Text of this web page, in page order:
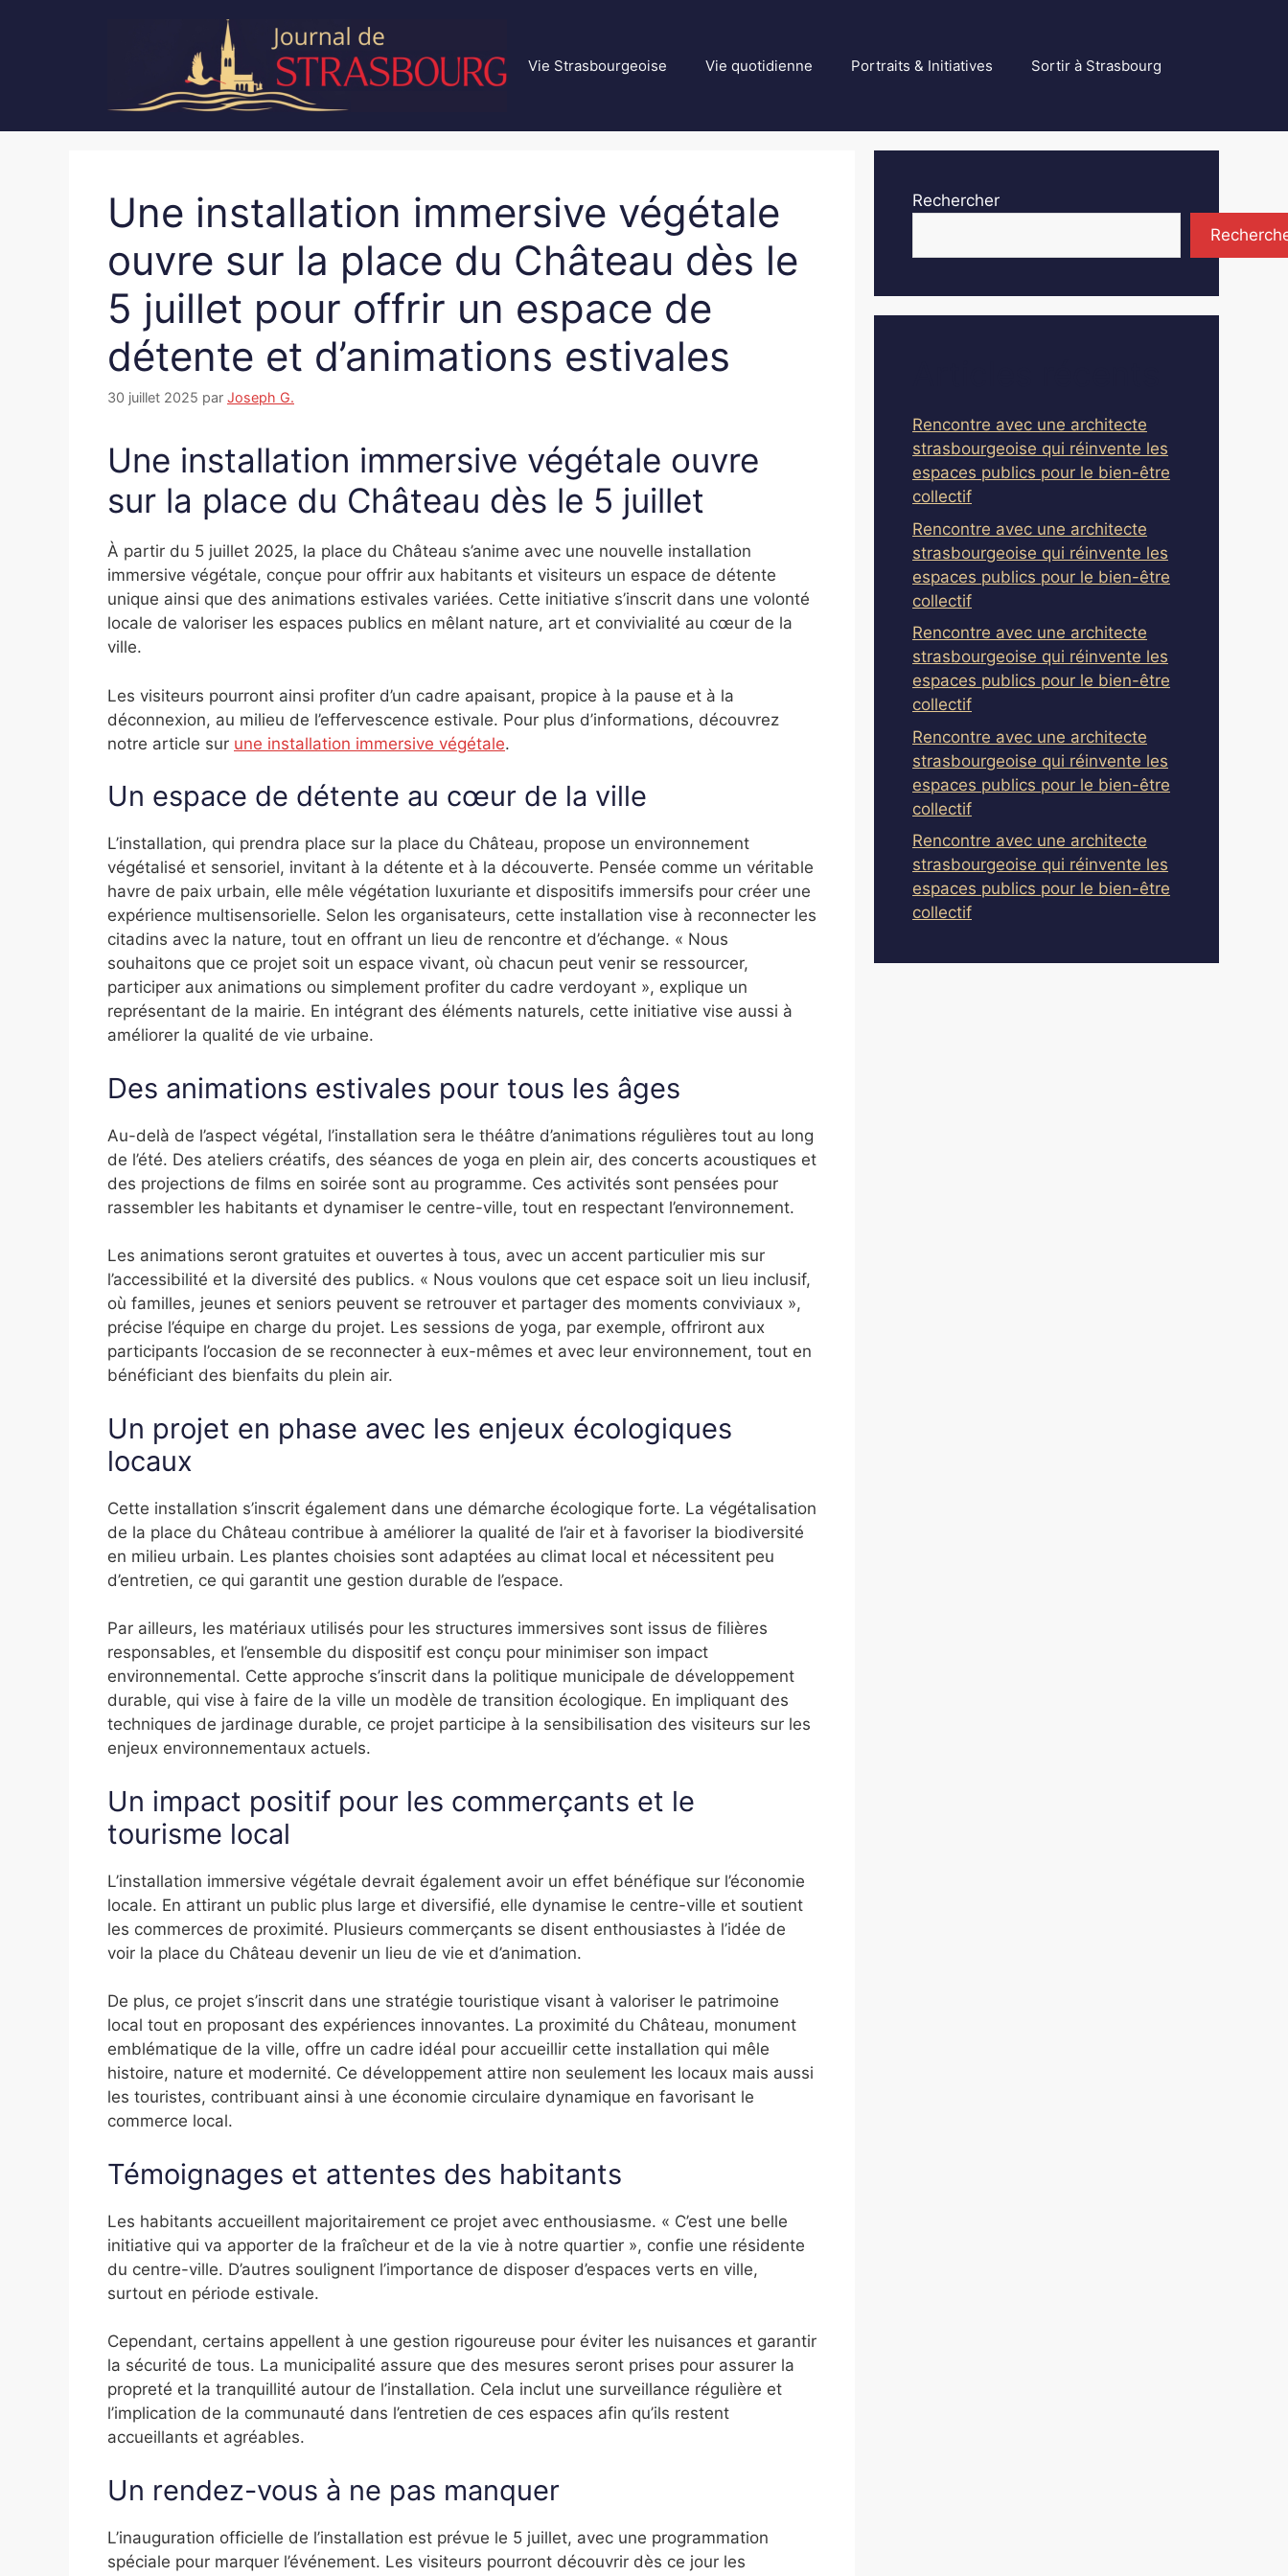
Vie Strasbourgeoise Vie quotidienne Portraits & Initiatives Sortir à Strasbourg
Une installation immersive végétale
ouvre sur la place du Château dès le
5 juillet pour offrir un espace de
détente et d’animations estivales
30 juillet 2025 par Joseph G.
Une installation immersive végétale ouvre
sur la place du Château dès le 5 juillet
À partir du 5 juillet 2025, la place du Château s’anime avec une nouvelle installation
immersive végétale, conçue pour offrir aux habitants et visiteurs un espace de détente
unique ainsi que des animations estivales variées. Cette initiative s’inscrit dans une volonté
locale de valoriser les espaces publics en mêlant nature, art et convivialité au cœur de la
ville.
Les visiteurs pourront ainsi profiter d’un cadre apaisant, propice à la pause et à la
déconnexion, au milieu de l’effervescence estivale. Pour plus d’informations, découvrez
notre article sur une installation immersive végétale.
Un espace de détente au cœur de la ville
L’installation, qui prendra place sur la place du Château, propose un environnement
végétalisé et sensoriel, invitant à la détente et à la découverte. Pensée comme un véritable
havre de paix urbain, elle mêle végétation luxuriante et dispositifs immersifs pour créer une
expérience multisensorielle. Selon les organisateurs, cette installation vise à reconnecter les
citadins avec la nature, tout en offrant un lieu de rencontre et d’échange. « Nous
souhaitons que ce projet soit un espace vivant, où chacun peut venir se ressourcer,
participer aux animations ou simplement profiter du cadre verdoyant », explique un
représentant de la mairie. En intégrant des éléments naturels, cette initiative vise aussi à
améliorer la qualité de vie urbaine.
Des animations estivales pour tous les âges
Au-delà de l’aspect végétal, l’installation sera le théâtre d’animations régulières tout au long
de l’été. Des ateliers créatifs, des séances de yoga en plein air, des concerts acoustiques et
des projections de films en soirée sont au programme. Ces activités sont pensées pour
rassembler les habitants et dynamiser le centre-ville, tout en respectant l’environnement.
Les animations seront gratuites et ouvertes à tous, avec un accent particulier mis sur
l’accessibilité et la diversité des publics. « Nous voulons que cet espace soit un lieu inclusif,
où familles, jeunes et seniors peuvent se retrouver et partager des moments conviviaux »,
précise l’équipe en charge du projet. Les sessions de yoga, par exemple, offriront aux
participants l’occasion de se reconnecter à eux-mêmes et avec leur environnement, tout en
bénéficiant des bienfaits du plein air.
Un projet en phase avec les enjeux écologiques
locaux
Cette installation s’inscrit également dans une démarche écologique forte. La végétalisation
de la place du Château contribue à améliorer la qualité de l’air et à favoriser la biodiversité
en milieu urbain. Les plantes choisies sont adaptées au climat local et nécessitent peu
d’entretien, ce qui garantit une gestion durable de l’espace.
Par ailleurs, les matériaux utilisés pour les structures immersives sont issus de filières
responsables, et l’ensemble du dispositif est conçu pour minimiser son impact
environnemental. Cette approche s’inscrit dans la politique municipale de développement
durable, qui vise à faire de la ville un modèle de transition écologique. En impliquant des
techniques de jardinage durable, ce projet participe à la sensibilisation des visiteurs sur les
enjeux environnementaux actuels.
Un impact positif pour les commerçants et le
tourisme local
L’installation immersive végétale devrait également avoir un effet bénéfique sur l’économie
locale. En attirant un public plus large et diversifié, elle dynamise le centre-ville et soutient
les commerces de proximité. Plusieurs commerçants se disent enthousiastes à l’idée de
voir la place du Château devenir un lieu de vie et d’animation.
De plus, ce projet s’inscrit dans une stratégie touristique visant à valoriser le patrimoine
local tout en proposant des expériences innovantes. La proximité du Château, monument
emblématique de la ville, offre un cadre idéal pour accueillir cette installation qui mêle
histoire, nature et modernité. Ce développement attire non seulement les locaux mais aussi
les touristes, contribuant ainsi à une économie circulaire dynamique en favorisant le
commerce local.
Témoignages et attentes des habitants
Les habitants accueillent majoritairement ce projet avec enthousiasme. « C’est une belle
initiative qui va apporter de la fraîcheur et de la vie à notre quartier », confie une résidente
du centre-ville. D’autres soulignent l’importance de disposer d’espaces verts en ville,
surtout en période estivale.
Cependant, certains appellent à une gestion rigoureuse pour éviter les nuisances et garantir
la sécurité de tous. La municipalité assure que des mesures seront prises pour assurer la
propreté et la tranquillité autour de l’installation. Cela inclut une surveillance régulière et
l’implication de la communauté dans l’entretien de ces espaces afin qu’ils restent
accueillants et agréables.
Un rendez-vous à ne pas manquer
L’inauguration officielle de l’installation est prévue le 5 juillet, avec une programmation
spéciale pour marquer l’événement. Les visiteurs pourront découvrir dès ce jour les
Rechercher
Rencontre avec une architecte
strasbourgeoise qui réinvente les
espaces publics pour le bien-être
collectif
Rencontre avec une architecte
strasbourgeoise qui réinvente les
espaces publics pour le bien-être
collectif
Rencontre avec une architecte
strasbourgeoise qui réinvente les
espaces publics pour le bien-être
collectif
Rencontre avec une architecte
strasbourgeoise qui réinvente les
espaces publics pour le bien-être
collectif
Rencontre avec une architecte
strasbourgeoise qui réinvente les
espaces publics pour le bien-être
collectif